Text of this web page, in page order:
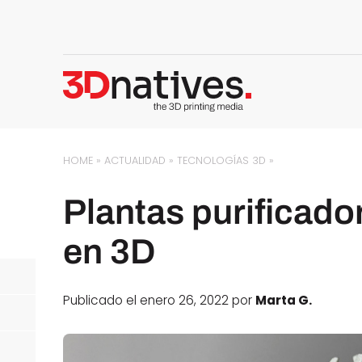
HOME »ACTUALIDAD »TECNOLOGÍAS 3D »
Plantas
en 3D
Publicado el enero 26, 2022 por Marta G.